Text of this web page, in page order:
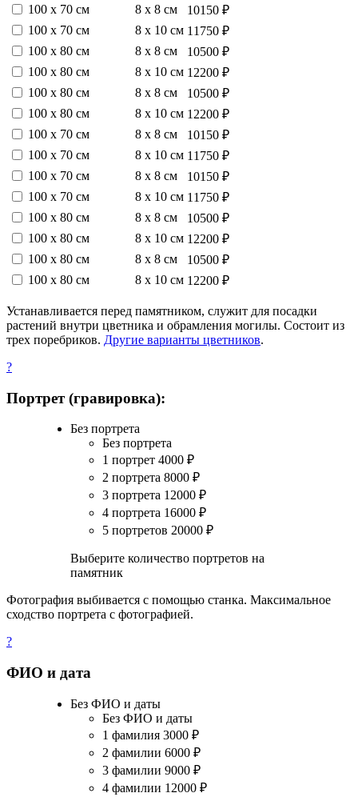
100 х 70 см
8 х 8 см
10150 ₽
100 х 70 см
8 х 10 см 11750 ₽
100 х 80 см
8 х 8 см
10500 ₽
100 х 80 см
8 х 10 см 12200 ₽
100 х 80 см
8 х 8 см
10500 ₽
100 х 80 см
8 х 10 см 12200 ₽
100 х 70 см
8 х 8 см
10150 ₽
100 х 70 см
8 х 10 см 11750 ₽
100 х 70 см
8 х 8 см
10150 ₽
100 х 70 см
8 х 10 см 11750 ₽
100 х 80 см
8 х 8 см
10500 ₽
100 х 80 см
8 х 10 см 12200 ₽
100 х 80 см
8 х 8 см
10500 ₽
100 х 80 см
8 х 10 см 12200 ₽
Устанавливается перед памятником, служит для посадки
растений внутри цветника и обрамления могилы. Состоит из
трех поребриков. Другие варианты цветников.
?
Портрет (гравировка):
Без портрета
Без портрета
1 портрет 4000 ₽
2 портрета 8000 ₽
3 портрета 12000 ₽
4 портрета 16000 ₽
5 портретов 20000 ₽
Выберите количество портретов на
памятник
Фотография выбивается с помощью станка. Максимальное
сходство портрета с фотографией.
?
ФИО и дата
Без ФИО и даты
Без ФИО и даты
1 фамилия 3000 ₽
2 фамилии 6000 ₽
3 фамилии 9000 ₽
4 фамилии 12000 ₽